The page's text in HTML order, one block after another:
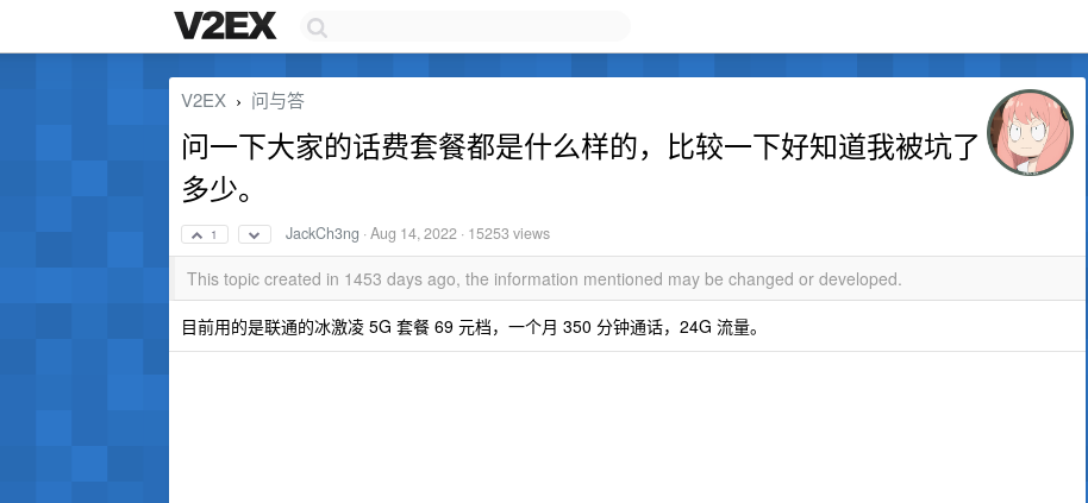
V2EX › 问与答
问一下大家的话费套餐都是什么样的，比较一下好知道我被坑了
多少。
1 JackCh3ng ·Aug 14, 2022 · 15253 views
This topic created in 1453 days ago, the information mentioned may be changed or developed.
目前用的是联通的冰激凌 5G 套餐 69 元档，一个月 350 分钟通话，24G 流量。